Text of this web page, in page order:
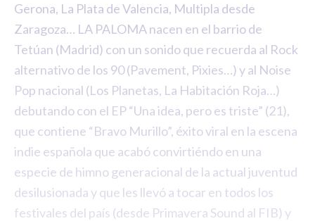
Gerona, La Plata de Valencia, Multipla desde
Zaragoza… LA PALOMA nacen en el barrio de
Tetúan (Madrid) con un sonido que recuerda al Rock
alternativo de los 90 (Pavement, Pixies…) y al Noise
Pop nacional (Los Planetas, La Habitación Roja…)
debutando con el EP “Una idea, pero es triste” (21),
que contiene “Bravo Murillo”, éxito viral en la escena
indie española que acabó convirtiéndo en una
especie de himno generacional de la actual juventud
desilusionada y que les llevó a tocar en todos los
festivales del país (desde Primavera Sound al FIB) y